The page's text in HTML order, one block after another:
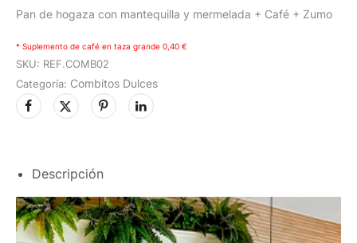
Pan de hogaza con mantequilla y mermelada + Café + Zumo
* Suplemento de café en taza grande 0,40 €
SKU: REF.COMB02
Categoría: Combitos Dulces
Descripción